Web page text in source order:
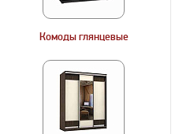
Комоды глянцевые